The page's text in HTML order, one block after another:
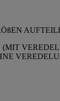
(MIT